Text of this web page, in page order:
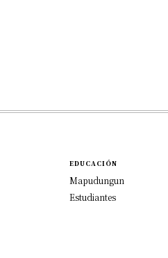
EDUCACIÓN
Mapudungun
Estudiantes